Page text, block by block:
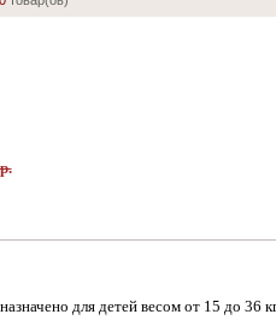
для детей весом от 15 до 36